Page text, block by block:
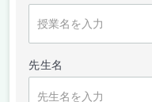
先生名